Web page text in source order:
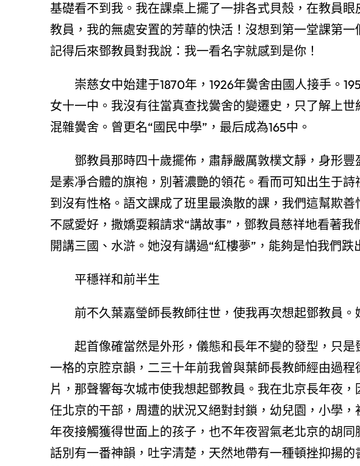
基礎看不到我。我在課桌上擺了一排各式貝殼，在教員
教員，我的無處安置的芳華的快活！沒想到第一堂課第
記得后來鄧教員對我說：我一看名字就感到是你！
崇慈女中始建于1870年，1926年黌舍由國人接手。
女十一中。我沒有往當真查找黌舍的變遷史，只了解上
混雜黌舍。曾更名“國民中學”，最后成為165中。
鄧教員那時四十歲擺佈，肅靜嚴厲敦樸文靜，身形
是素凈合體的旗袍，別著濃艷的領花。看而可知出生于
到沒有性格。語文課成了班里最渙散的課，我們這幫欺
不感愛好，撒嬌耍賴請求“講故事”，鄧教員慈祥地看著我
開講三國、水滸。她沒有講過“紅樓夢”，能夠是怕我們跌
平穩祥和前半生
前不久葉嘉瑩師長教師往世，使我再次想起鄧教員。
起首像確當然是外形，儀態和長年不變的發型，只
一格的京腔京韻，二三十年前我曾與葉師長教師經由過
片，那聲響每次城市使我想起鄧教員。我在北京長年夜
任北京的干部，周遭的狀況又絕對封鎖，幼兒園，小學
年夜接觸獲得世面上的孩子，也不年夜習氣老北京的胡
話別有一番神韻，吐字清楚，天然地帶有一種頓挫抑揚